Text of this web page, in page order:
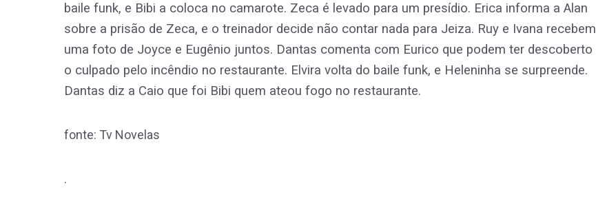
baile funk, e Bibi a coloca no camarote. Zeca é levado para um presídio. Erica informa a Alan
sobre a prisão de Zeca, e o treinador decide não contar nada para Jeiza. Ruy e Ivana recebem
uma foto de Joyce e Eugênio juntos. Dantas comenta com Eurico que podem ter descoberto
o culpado pelo incêndio no restaurante. Elvira volta do baile funk, e Heleninha se surpreende.
Dantas diz a Caio que foi Bibi quem ateou fogo no restaurante.
fonte: Tv Novelas
.